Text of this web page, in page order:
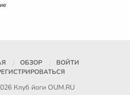
ОБЗОР
ВОЙТИ
Клуб йоги OUM.RU